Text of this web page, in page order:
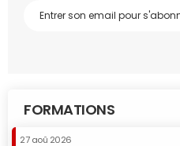
FORMATIONS
27 aoû 2026